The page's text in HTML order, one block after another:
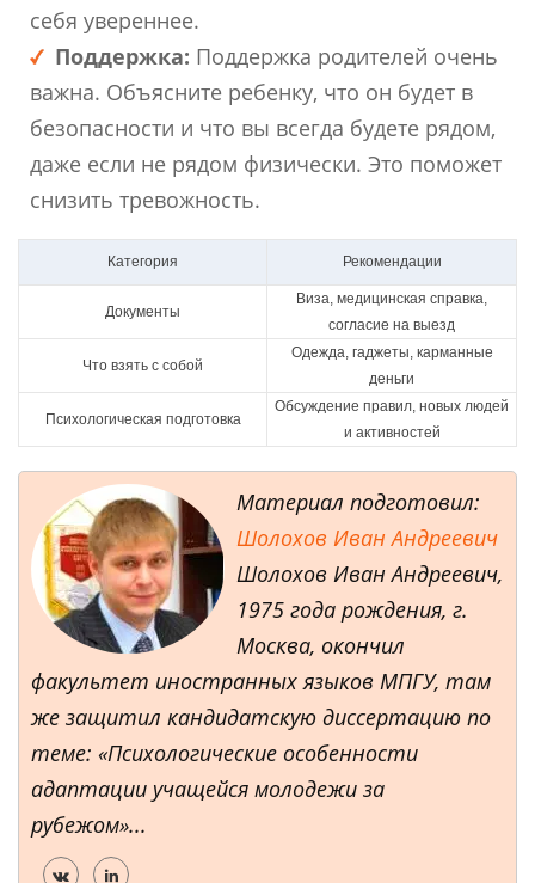
себя увереннее.
Поддержка: Поддержка родителей очень
важна. Объясните ребенку, что он будет в
безопасности и что вы всегда будете рядом,
даже если не рядом физически. Это поможет
снизить тревожность.
Категория Рекомендации
Документы
Виза, медицинская справка,
согласие на выезд
Что взять с собой
Одежда, гаджеты, карманные
деньги
Психологическая подготовка
Обсуждение правил, новых людей
и активностей
Материал подготовил:
Шолохов Иван Андреевич
Шолохов Иван Андреевич,
1975 года рождения, г.
Москва, окончил
факультет иностранных языков МПГУ, там
же защитил кандидатскую диссертацию по
теме: «Психологические особенности
адаптации учащейся молодежи за
рубежом»...